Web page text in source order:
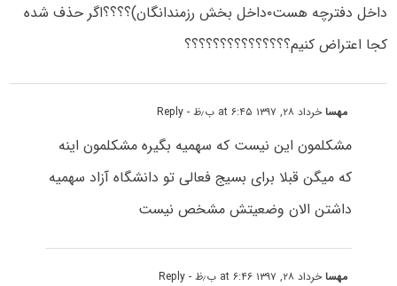
داخل دفترچه هست۰داخل بخش رزمندانگان)؟؟؟؟اگر حذف شده
کجا اعتراض کنیم؟؟؟؟؟؟؟؟؟؟؟؟؟؟؟
مهساخرداد ۲۸, ۱۳۹۷ at ۶:۴۵ ب٫ظ - Reply
مشکلمون این نیست که سهمیه بگیره مشکلمون اینه
که میگن قبلا برای بسیج فعالی تو دانشگاه آزاد سهمیه
داشتن الان وضعیتش مشخص نیست
مهساخرداد ۲۸, ۱۳۹۷ at ۶:۴۶ ب٫ظ - Reply